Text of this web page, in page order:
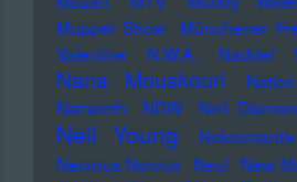
Muppet Show
Münchener
Valentine
N.W.A. Naddel
Nana Mouskouri
Nazareth
NDW Neil
Neil Young Nekromantix
Nervous Norvus Neu! New